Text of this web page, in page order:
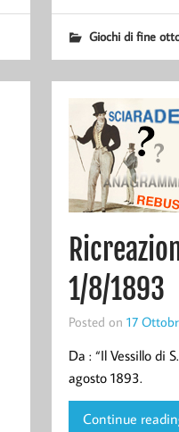
Giochi di fine
1/8/1893
Posted on 17
Da : “Il Vessillo di
agosto 1893.
Continue